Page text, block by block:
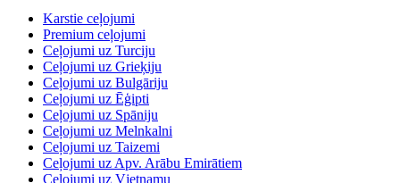
Karstie ceļojumi
Premium ceļojumi
Ceļojumi uz Turciju
Ceļojumi uz Grieķiju
Ceļojumi uz Bulgāriju
Ceļojumi uz Ēģipti
Ceļojumi uz Spāniju
Ceļojumi uz Melnkalni
Ceļojumi uz Taizemi
Ceļojumi uz Apv. Arābu Emirātiem
Ceļojumi uz Vjetnamu